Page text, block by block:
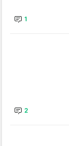
1
2